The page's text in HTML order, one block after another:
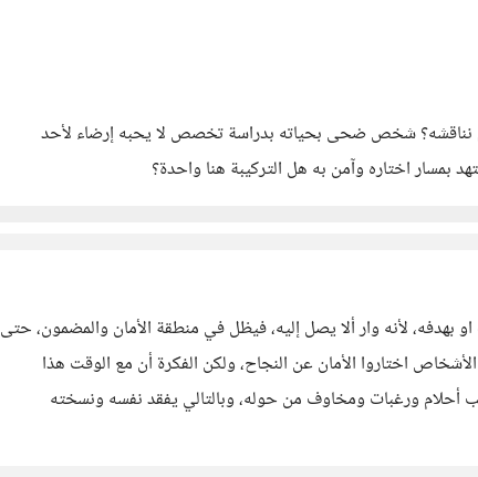
نناقشه؟ شخص ضحى بحياته بدراسة تخصص لا يحبه إرضاء لأحد
اختاره وآمن به هل التركيبة هنا واحدة؟
بهدفه، لأنه وار ألا يصل إليه، فيظل في منطقة الأمان والمضمون، حتى
اختاروا الأمان عن النجاح، ولكن الفكرة أن مع الوقت هذا
ورغبات ومخاوف من حوله، وبالتالي يفقد نفسه ونسخته